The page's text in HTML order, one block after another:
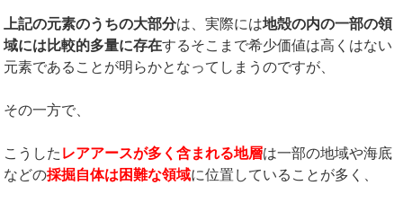
上記の元素のうちの大部分は、実際には地殻の内の一部の領
域には比較的多量に存在するそこまで希少価値は高くはない
元素であることが明らかとなってしまうのですが、
その一方で、
こうした レアアースが多く含まれる地層は一部の地域や海底
などの採掘自体は困難な領域に位置していることが多く、